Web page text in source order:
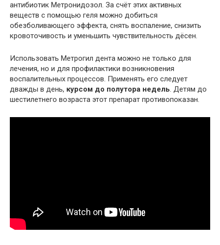
антибиотик Метронидозол. За счёт этих активных
веществ с помощью геля можно добиться
обезболивающего эффекта, снять воспаление, снизить
кровоточивость и уменьшить чувствительность дёсен.
Использовать Метрогил дента можно не только для
лечения, но и для профилактики возникновения
воспалительных процессов. Применять его следует
дважды в день, курсом до полутора недель. Детям до
шестилетнего возраста этот препарат противопоказан.